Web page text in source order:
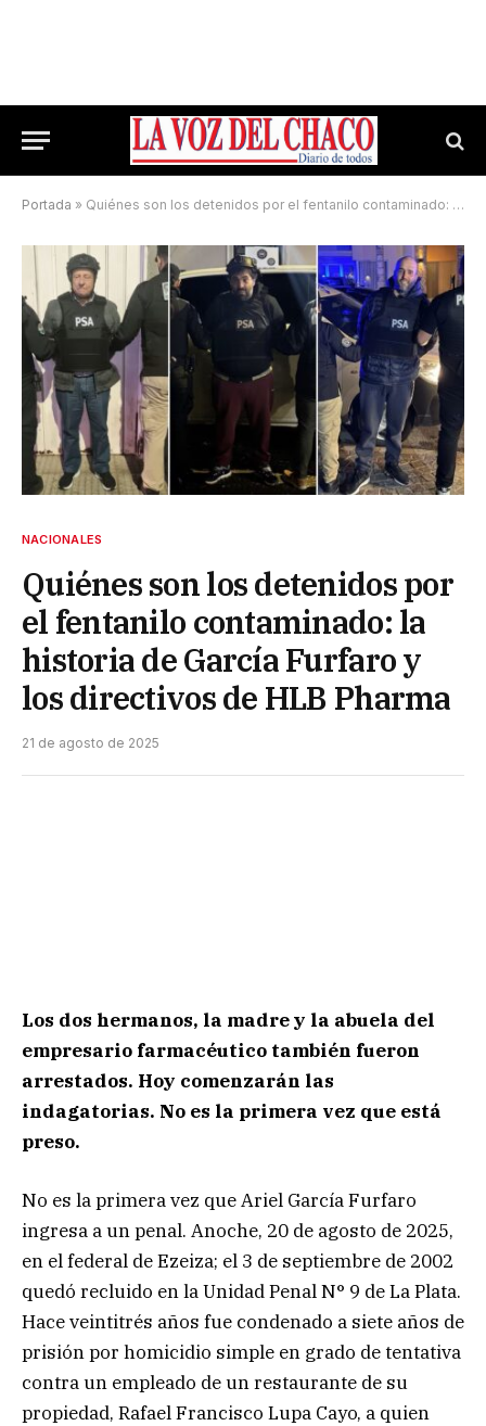
Portada » Quiénes son los detenidos por el fentanilo contaminado: la historia de García Furfaro y los directivos de HLB Pharma
NACIONALES
Quiénes son los detenidos por
el fentanilo contaminado: la
historia de García Furfaro y
los directivos de HLB Pharma
21 de agosto de 2025
Los dos hermanos, la madre y la abuela del
empresario farmacéutico también fueron
arrestados. Hoy comenzarán las
indagatorias. No es la primera vez que está
preso.
No es la primera vez que Ariel García Furfaro
ingresa a un penal. Anoche, 20 de agosto de 2025,
en el federal de Ezeiza; el 3 de septiembre de 2002
quedó recluido en la Unidad Penal N° 9 de La Plata.
Hace veintitrés años fue condenado a siete años de
prisión por homicidio simple en grado de tentativa
contra un empleado de un restaurante de su
propiedad, Rafael Francisco Lupa Cayo, a quien